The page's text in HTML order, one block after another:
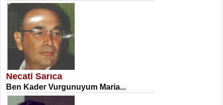
NECLA DİLEK ARSLAN
Öğretmenler Günü Mahkemesi...
Necati Sarıca
Ben Kader Vurgunuyum Maria...